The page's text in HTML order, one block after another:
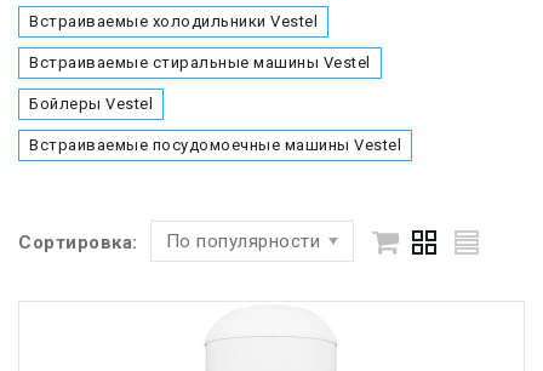
Встраиваемые холодильники Vestel
Встраиваемые стиральные машины Vestel
Бойлеры Vestel
Встраиваемые посудомоечные машины Vestel
Сортировка: По популярности